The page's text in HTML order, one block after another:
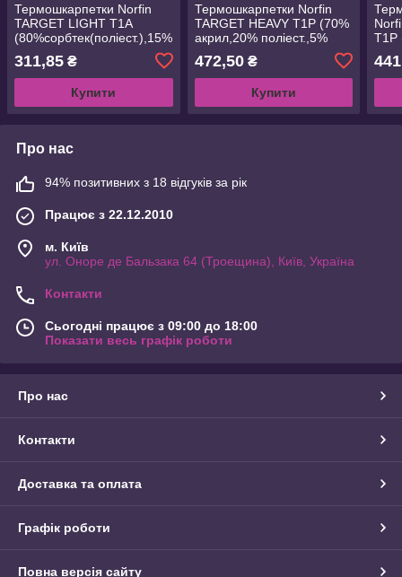
Термошкарпетки Norfin
TARGET LIGHT T1A
(80%сорбтек(поліест.),15%
(42-44) (303751)
311,85 ₴
Купити
Термошкарпетки Norfin
TARGET HEAVY T1P (70%
акрил,20% поліест.,5%
(39-41) 303753
472,50₴
Купити
T1P
441
Про нас
94% позитивних з 18 відгуків за рік
Працює з 22.12.2010
м. Київ
ул. Оноре де Бальзака 64 (Троещина), Київ, Україна
Контакти
Сьогодні працює з 09:00 до 18:00
Показати весь графік роботи
Про нас
Контакти
Доставка та оплата
Графік роботи
Повна версія сайту